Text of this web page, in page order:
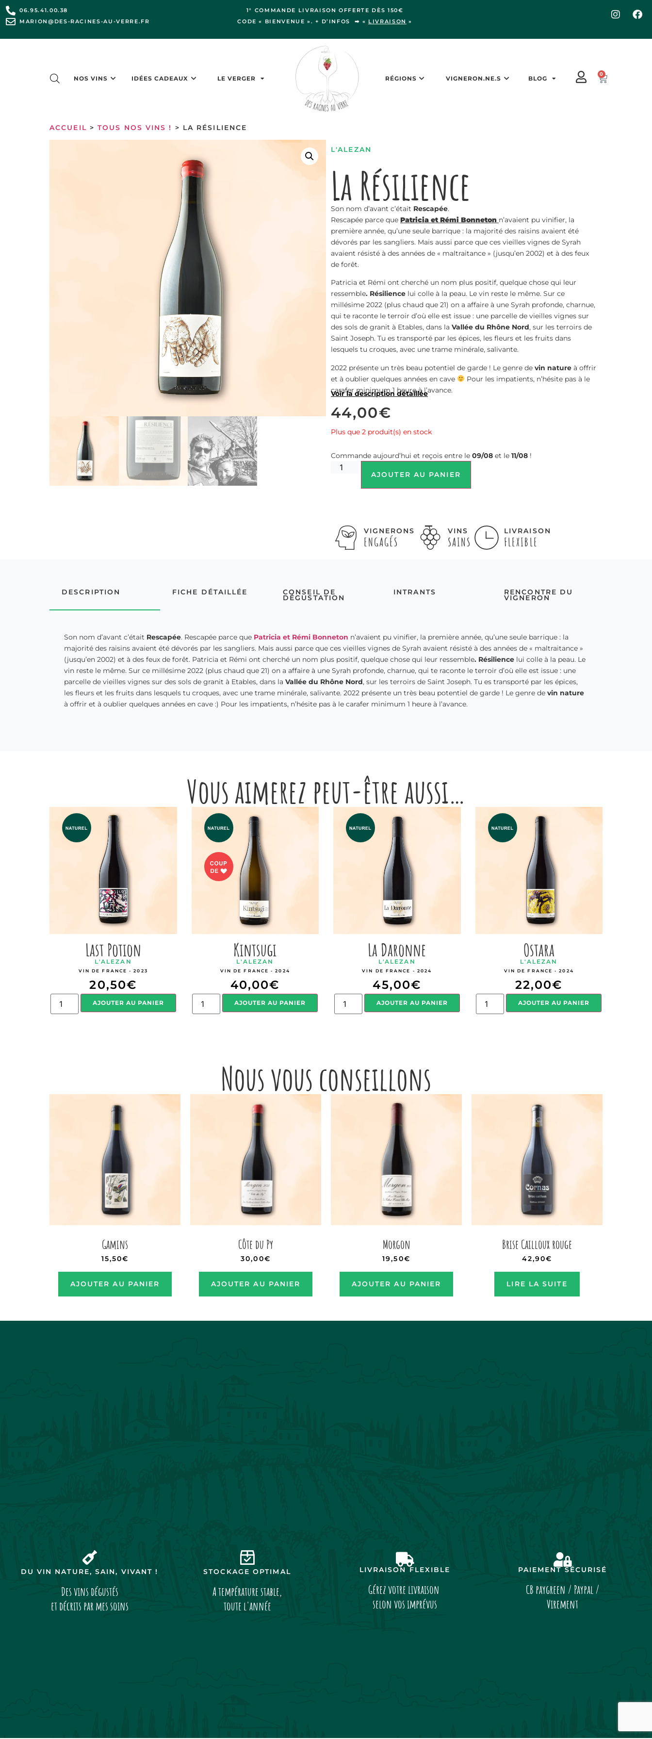
06.95.41.00.38
MARION@DES-RACINES-AU-VERRE.FR
1° COMMANDE LIVRAISON OFFERTE DÈS 150€
CODE « BIENVENUE ». + D’INFOS ➡ « LIVRAISON »
NOS VINS IDÉES CADEAUX LE VERGER RÉGIONS VIGNERON.NE.S BLOG
0
ACCUEIL >TOUS NOS VINS ! > LA RÉSILIENCE
L'ALEZAN
La Résilience
Son nom d’avant c’était Rescapée.
Rescapée parce que Patricia et Rémi Bonneton n’avaient pu vinifier, la
première année, qu’une seule barrique : la majorité des raisins avaient été
dévorés par les sangliers. Mais aussi parce que ces vieilles vignes de Syrah
avaient résisté à des années de « maltraitance » (jusqu’en 2002) et à des feux
de forêt.
Patricia et Rémi ont cherché un nom plus positif, quelque chose qui leur
ressemble. Résilience lui colle à la peau. Le vin reste le même. Sur ce
millésime 2022 (plus chaud que 21) on a affaire à une Syrah profonde, charnue,
qui te raconte le terroir d’où elle est issue : une parcelle de vieilles vignes sur
des sols de granit à Etables, dans la Vallée du Rhône Nord, sur les terroirs de
Saint Joseph. Tu es transporté par les épices, les fleurs et les fruits dans
lesquels tu croques, avec une trame minérale, salivante.
2022 présente un très beau potentiel de garde ! Le genre de vin nature à offrir
et à oublier quelques années en cave
Pour les impatients, n’hésite pas à le
carafer minimum 1 heure à l’avance.
Voir la description détaillée
44,00€
Plus que 2 produit(s) en stock
Commande aujourd’hui et reçois entre le 09/08 et le 11/08 !
AJOUTER AU PANIER
VIGNERONS
ENGAGÉS
VINS
SAINS
LIVRAISON
FLEXIBLE
DESCRIPTION FICHE DÉTAILLÉE CONSEIL DE
DÉGUSTATION
INTRANTS RENCONTRE DU
VIGNERON
Son nom d’avant c’était Rescapée. Rescapée parce que Patricia et Rémi Bonneton n’avaient pu vinifier, la première année, qu’une seule barrique : la
majorité des raisins avaient été dévorés par les sangliers. Mais aussi parce que ces vieilles vignes de Syrah avaient résisté à des années de « maltraitance »
(jusqu’en 2002) et à des feux de forêt. Patricia et Rémi ont cherché un nom plus positif, quelque chose qui leur ressemble. Résilience lui colle à la peau. Le
vin reste le même. Sur ce millésime 2022 (plus chaud que 21) on a affaire à une Syrah profonde, charnue, qui te raconte le terroir d’où elle est issue : une
parcelle de vieilles vignes sur des sols de granit à Etables, dans la Vallée du Rhône Nord, sur les terroirs de Saint Joseph. Tu es transporté par les épices,
les fleurs et les fruits dans lesquels tu croques, avec une trame minérale, salivante. 2022 présente un très beau potentiel de garde ! Le genre de vin nature
à offrir et à oublier quelques années en cave :) Pour les impatients, n’hésite pas à le carafer minimum 1 heure à l’avance.
Vous aimerez peut-être aussi…
Last Potion
L'ALEZAN
VIN DE FRANCE - 2023
20,50€
AJOUTER AU PANIER
Kintsugi
L'ALEZAN
VIN DE FRANCE - 2024
40,00€
AJOUTER AU PANIER
La Daronne
L'ALEZAN
VIN DE FRANCE - 2024
45,00€
AJOUTER AU PANIER
Ostara
L'ALEZAN
VIN DE FRANCE - 2024
22,00€
AJOUTER AU PANIER
Nous vous conseillons
Gamins
15,50€
AJOUTER AU PANIER
Côte du Py
30,00€
AJOUTER AU PANIER
Morgon
19,50€
AJOUTER AU PANIER
Brise Cailloux rouge
42,90€
LIRE LA SUITE
DU VIN NATURE, SAIN, VIVANT !
Des vins dégustés
et décrits par mes soins
STOCKAGE OPTIMAL
A température stable,
toute l'année
LIVRAISON FLEXIBLE
Gérez votre livraison
selon vos imprévus
PAIEMENT SÉCURISÉ
CB paygreen / Paypal /
Virement